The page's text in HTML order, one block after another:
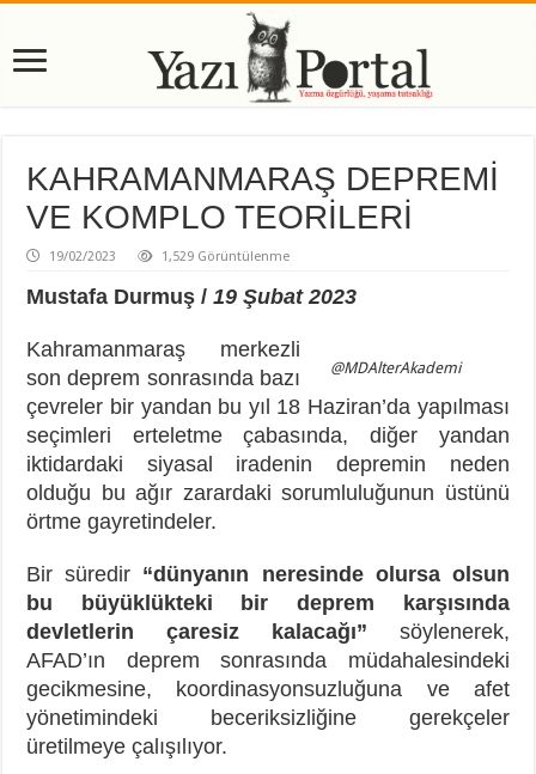
KAHRAMANMARAŞ DEPREMİ
VE KOMPLO TEORİLERİ
19/02/2023 1,529 Görüntülenme
Mustafa Durmuş /19 Şubat 2023
@MDAlterAkademi
Kahramanmaraş merkezli
son deprem sonrasında bazı
çevreler bir yandan bu yıl 18 Haziran’da yapılması
seçimleri erteletme çabasında, diğer yandan
iktidardaki siyasal iradenin depremin neden
olduğu bu ağır zarardaki sorumluluğunun üstünü
örtme gayretindeler.
Bir süredir “dünyanın neresinde olursa olsun
bu büyüklükteki bir deprem karşısında
devletlerin çaresiz kalacağı” söylenerek,
AFAD’ın deprem sonrasında müdahalesindeki
gecikmesine, koordinasyonsuzluğuna ve afet
yönetimindeki beceriksizliğine gerekçeler
üretilmeye çalışılıyor.